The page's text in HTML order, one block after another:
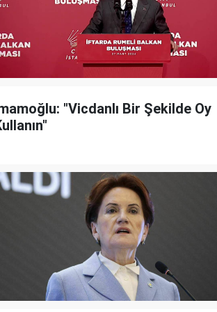
"Vicdanlı Bir Şekilde Oy